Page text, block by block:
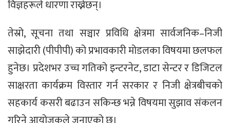
विज्ञहरूले धारणा राख्नेछन्।
तेस्रो, सूचना तथा सञ्चार प्रविधि क्षेत्रमा सार्वजनिक–निजी
साझेदारी (पीपीपी) को प्रभावकारी मोडलका विषयमा छलफल
हुनेछ। प्रदेशभर उच्च गतिको इन्टरनेट, डाटा सेन्टर र डिजिटल
साक्षरता कार्यक्रम विस्तार गर्न सरकार र निजी क्षेत्रबीचको
सहकार्य कसरी बढाउन सकिन्छ भन्ने विषयमा सुझाव संकलन